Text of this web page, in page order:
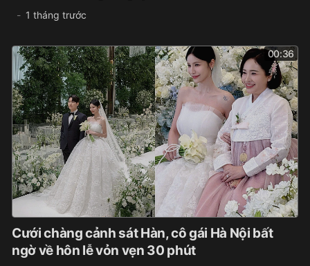
1 tháng trước
00:36
Cưới chàng cảnh sát Hàn, cô gái Hà Nội bất
ngờ về hôn lễ vỏn vẹn 30 phút